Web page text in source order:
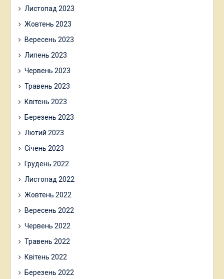
Листопад 2023
Жовтень 2023
Вересень 2023
Липень 2023
Червень 2023
Травень 2023
Квітень 2023
Березень 2023
Лютий 2023
Січень 2023
Грудень 2022
Листопад 2022
Жовтень 2022
Вересень 2022
Червень 2022
Травень 2022
Квітень 2022
Березень 2022